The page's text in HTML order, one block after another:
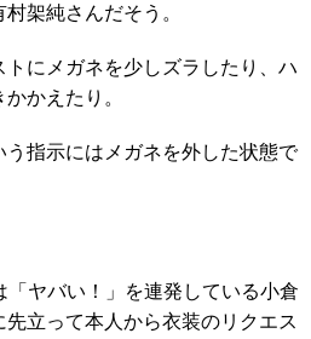
架純さんだそう。
にメガネを少しズラしたり、ハ
かえたり。
う指示にはメガネを外した状態で
ヤバい！」を連発している小倉
立って本人から衣装のリクエス